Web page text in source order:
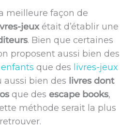
meilleure façon de
jeuxétait d’établir une
. Bien que certaines
proposent aussi bien des
que des livres-jeux
aussi bien des livres dont
que des escape books,
méthode serait la plus